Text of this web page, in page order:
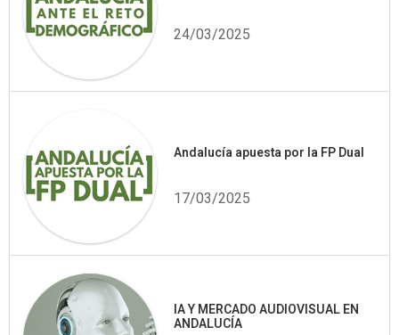
24/03/2025
Andalucía apuesta por la FP Dual
17/03/2025
IA Y MERCADO AUDIOVISUAL EN
ANDALUCÍA